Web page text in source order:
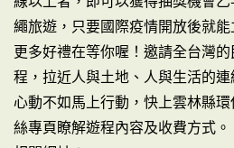
繩旅遊，只要國際疫情開放後就
更多好禮在等你喔！邀請全台灣
程，拉近人與土地、人與生活的連
心動不如馬上行動，快上雲林縣
絲專頁瞭解遊程內容及收費方式。